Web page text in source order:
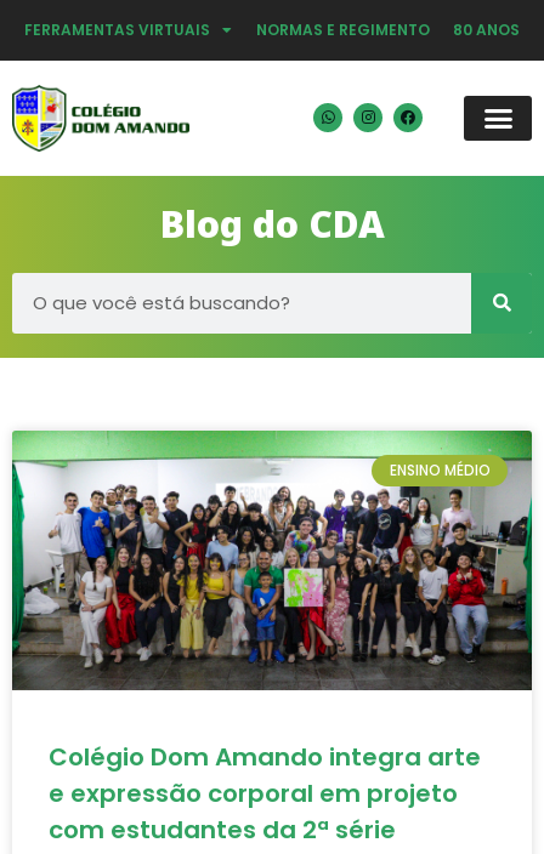
FERRAMENTAS VIRTUAIS NORMAS E REGIMENTO 80 ANOS
Blog do CDA
ENSINO MÉDIO
Colégio Dom Amando integra arte
e expressão corporal em projeto
com estudantes da 2ª série